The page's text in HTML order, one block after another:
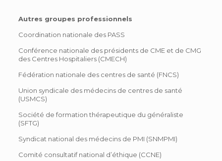
Autres groupes professionnels
Coordination nationale des PASS
Conférence nationale des présidents de CME et de CMG
des Centres Hospitaliers (CMECH)
Fédération nationale des centres de santé (FNCS)
Union syndicale des médecins de centres de santé
(USMCS)
Société de formation thérapeutique du généraliste
(SFTG)
Syndicat national des médecins de PMI (SNMPMI)
Comité consultatif national d’éthique (CCNE)